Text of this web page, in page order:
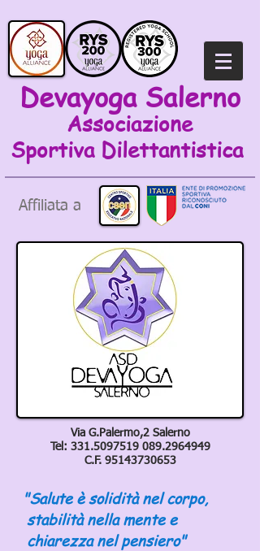
Devayoga Salerno
Associazione
Sportiva Dilettantistica
Affiliata a
Via G.Palermo,2 Salerno
Tel: 331.5097519 089.2964949
C.F. 95143730653
"Salute è solidità nel corpo,
stabilità nella mente e
chiarezza nel pensiero"